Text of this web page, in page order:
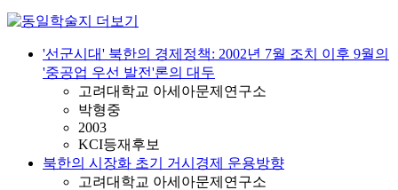
'선군시대' 북한의 경제정책: 2002년 7월 조치 이후 9월의
'중공업 우선 발전'론의 대두
고려대학교 아세아문제연구소
박형중
2003
KCI등재후보
북한의 시장화 초기 거시경제 운용방향
고려대학교 아세아문제연구소